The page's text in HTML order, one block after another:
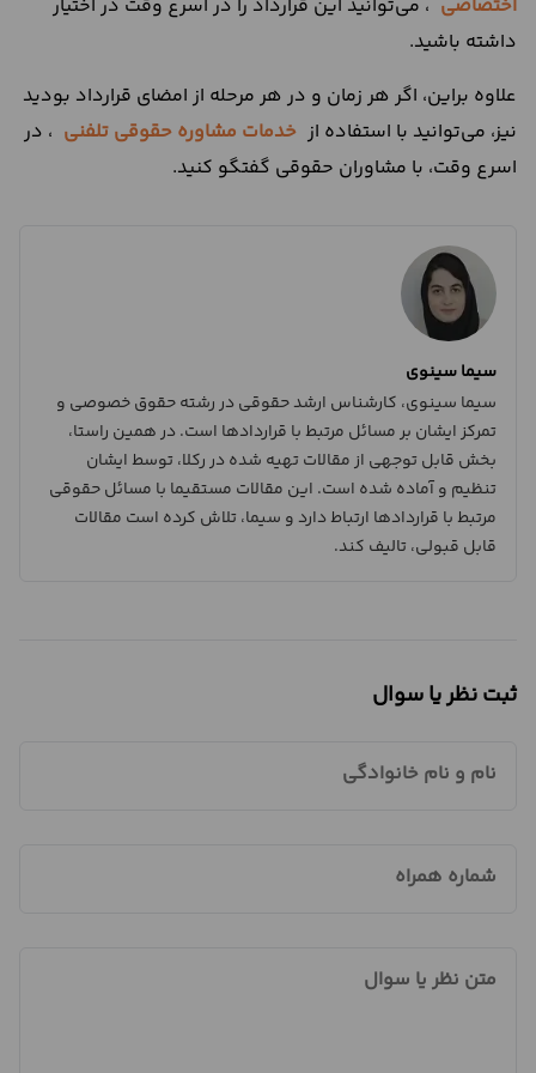
اختصاصی ، می‌توانید این قرارداد را در اسرع وقت در اختیار
داشته باشید.
علاوه براین، اگر هر زمان و در هر مرحله از امضای قرارداد بودید
نیز، می‌توانید با استفاده از خدمات مشاوره حقوقی تلفنی ، در
اسرع وقت، با مشاوران حقوقی گفتگو کنید.
سیما سینوی
سیما سینوی، کارشناس ارشد حقوقی در رشته حقوق خصوصی و
تمرکز ایشان بر مسائل مرتبط با قراردادها است. در همین راستا،
بخش قابل توجهی از مقالات تهیه شده در رکلا، توسط ایشان
تنظیم و آماده شده است. این مقالات مستقیما با مسائل حقوقی
مرتبط با قراردادها ارتباط دارد و سیما، تلاش کرده است مقالات
قابل قبولی، تالیف کند.
ثبت نظر یا سوال
نام و نام خانوادگی
شماره همراه
متن نظر یا سوال